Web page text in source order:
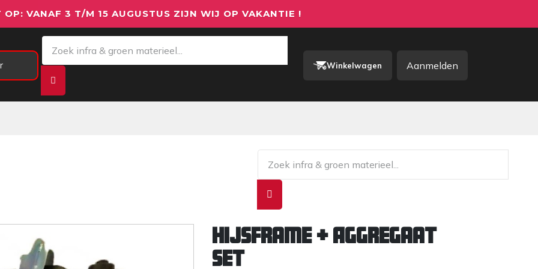
OP: VANAF 3 T/M 15 AUGUSTUS ZIJN WIJ OP VAKANTIE !
Winkelwagen Aanmelden
Hijsframe + Aggregaat
SET